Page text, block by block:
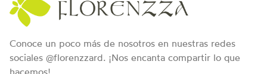
Conoce un poco más de nosotros en nuestras redes
sociales @florenzzard. ¡Nos encanta compartir lo que
hacemos!